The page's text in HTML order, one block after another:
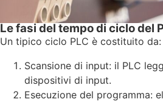
Le fasi del tempo di ciclo del
Un tipico ciclo PLC è costituito da:
Scansione di input: il PLC
dispositivi di input.
Esecuzione del programma: